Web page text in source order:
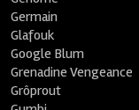
Germain
Glafouk
Google Blum
Grenadine Vengeance
Grôprout